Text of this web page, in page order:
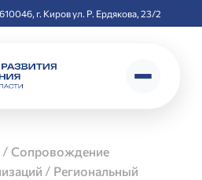
610046, г. Киров ул. Р. Ердякова, 23/2
/ Сопровождение
/ Региональный